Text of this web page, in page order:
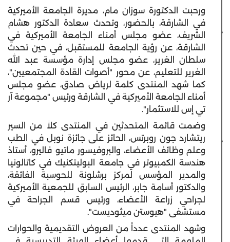
ورحبت الدكتورة سوزان مام، مديرة الجامعة
الأميركية
في الشارقة، بالحضور، وتحدث سعادة الدكتور هشام
الشريف، عضو مجلس أمناء الجامعة
الأميركية في
الشارقة، عن رؤية الجامعة للمستقبل، في حين تحدث
سلطان الغرير، عضو مجلس إدارة مؤسسة عبد الله
الغرير للتعليم، عن محور "أصوات القادة المجتمعيين"،
كما شهد المنتدى كلمة لرياض صادق، عضو مجلس
أمناء الجامعة الأميركية في الشارقة ورئيس "مجموعة آر
تي إس للاستثمار".
وضمت قائمة المتحدثين في المنتدى كلاً من السير
ريتشارد جون روبرتس، الحائز على جائزة نوبل في الطب
وعلم وظائف الأعضاء، والبروفيسور ماتيو فاليرو، أستاذ
هندسة الكمبيوتر في جامعة البوليتكنيك في كاتالونيا
والمدير المؤسس لمركز برشلونة للحوسبة الفائقة،
والدكتور أسامة جابر، الرئيس السابق للجمعية الأميركية
لجراحي زراعة الأعضاء، ورئيس قسم الجراحة في
مستشفى "هيوستن ميثوديست".
وشهد المنتدى عدداً من العروض التقديمية والحوارات